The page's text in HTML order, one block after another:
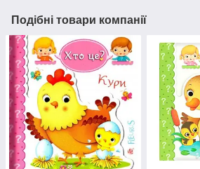
Подібні товари компанії